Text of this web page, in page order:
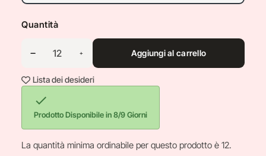
Quantità
Aggiungi al carrello
Lista dei desideri

Prodotto Disponibile in 8/9 Giorni
La quantità minima ordinabile per questo prodotto è 12.